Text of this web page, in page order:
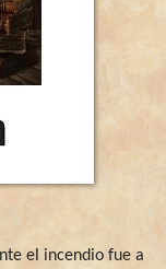
el incendio fue a